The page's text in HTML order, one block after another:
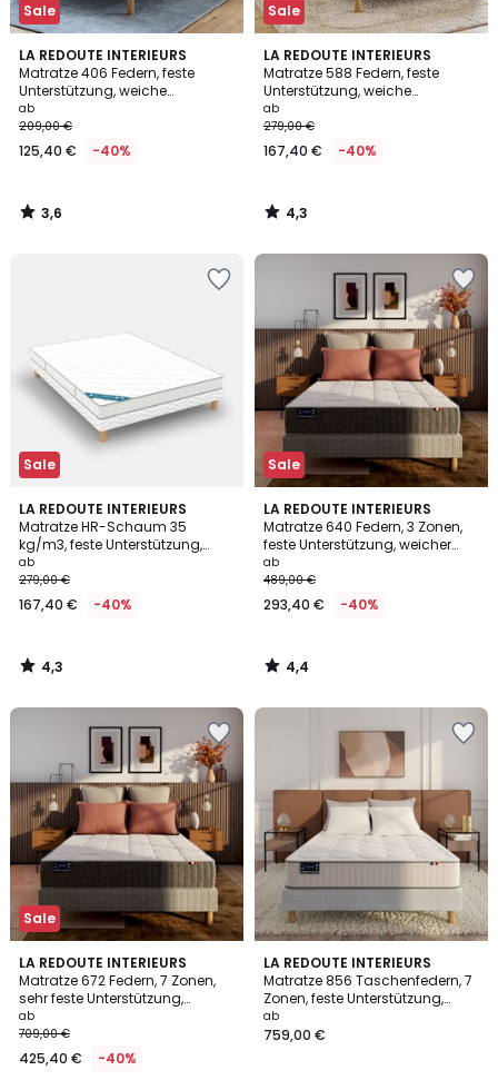
Sale
LA REDOUTE INTERIEURS
Matratze 406 Federn, feste
Unterstützung, weiche
Aufnahme
ab
209,00 €
125,40 € -40%
3,6
/ 5
3,6
/
Sale
LA REDOUTE INTERIEURS
Matratze 588 Federn, feste
Unterstützung, weiche
Aufnahme
ab
279,00 €
167,40 € -40%
4,3
/ 5
4,3
/
Sale
LA REDOUTE INTERIEURS
Matratze HR-Schaum 35
kg/m3, feste Unterstützung,
weicher Liegekomfort
ab
279,00 €
167,40 € -40%
4,3
/ 5
4,3
/
Sale
LA REDOUTE INTERIEURS
Matratze 640 Federn, 3 Zonen,
feste Unterstützung, weicher
Liegekomfort
ab
489,00 €
293,40 € -40%
4,4
/ 5
4,4
/
Sale
LA REDOUTE INTERIEURS
Matratze 672 Federn, 7 Zonen,
sehr feste Unterstützung,
weicher Liegekomfort
ab
709,00 €
425,40 € -40%
4,3
/ 5
LA REDOUTE INTERIEURS
Matratze 856 Taschenfedern, 7
Zonen, feste Unterstützung,
umhüllender Liegekomfort
ab
759,00 €
3,9
/ 5